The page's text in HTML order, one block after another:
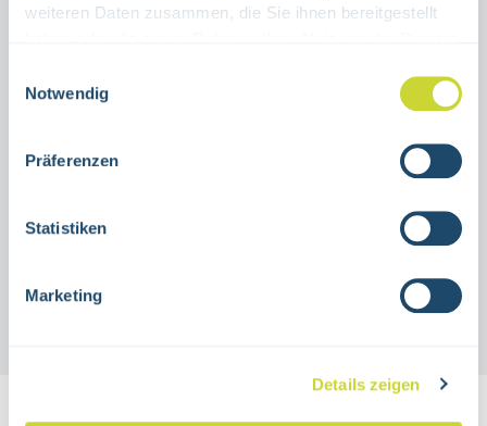
weiteren Daten zusammen, die Sie ihnen bereitgestellt
Notwendig
Präferenzen
Statistiken
Marketing
Details zeigen
Produktnummer:C38.4990L
Beschreibung
tagesfluoreszierend C150, selbstklebendBei
Rettungskennzeichnung,…